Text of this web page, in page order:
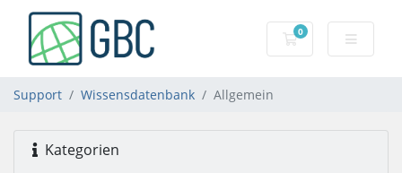
0
Mein Warenkorb
Support Wissensdatenbank Allgemein
Kategorien